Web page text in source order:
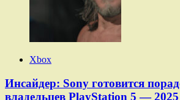
Xbox
Инсайдер: Sony готовится
владельцев PlayStation 5 — 2025